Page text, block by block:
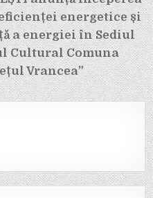
energetice și
a energiei în Sediul
Cultural Comuna
Vrancea”